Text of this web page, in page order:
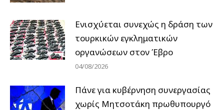
Ενισχύεται συνεχώς η δράση των
τουρκικών εγκληματικών
οργανώσεων στον Έβρο
04/08/2026
Πάνε για κυβέρνηση συνεργασίας
χωρίς Μητσοτάκη πρωθυπουργό